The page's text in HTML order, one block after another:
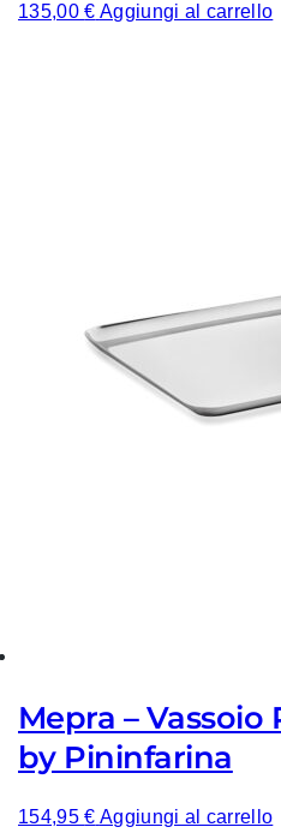
135,00€ Aggiungi al carrello
Mepra –
by Pininfarina
154,95€ Aggiungi al carrello